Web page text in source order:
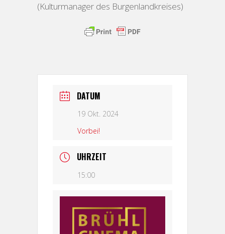
(Kulturmanager des Burgenlandkreises)
DATUM
19 Okt. 2024
Vorbei!
UHRZEIT
15:00